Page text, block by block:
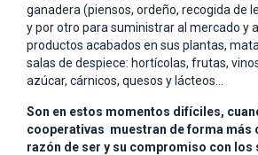
ganadera (piensos, ordeño, recogida de
y por otro para suministrar al mercado y
productos acabados en sus plantas,
salas de despiece: hortícolas, frutas,
azúcar, cárnicos, quesos y lácteos…
Son en estos momentos difíciles,
cooperativas muestran de forma más
razón de ser y su compromiso con los